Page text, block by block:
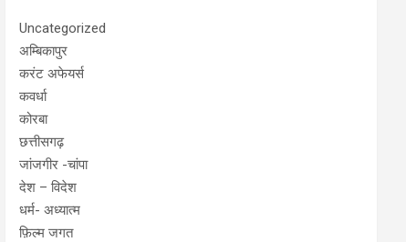
Uncategorized
अम्बिकापुर
करंट अफेयर्स
कवर्धा
कोरबा
छत्तीसगढ़
जांजगीर -चांपा
देश – विदेश
धर्म- अध्यात्म
फ़िल्म जगत